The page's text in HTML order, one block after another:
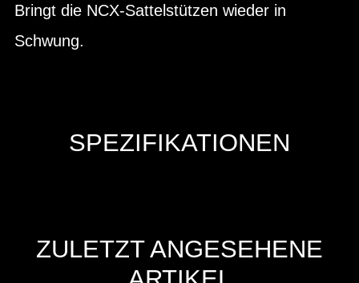
Bringt die NCX-Sattelstützen wieder in
Schwung.
SPEZIFIKATIONEN
ZULETZT ANGESEHENE